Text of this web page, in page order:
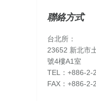
聯絡方式
台北所：
23652 新北市
號4樓A1室
TEL：+886-2-
FAX：+886-2-